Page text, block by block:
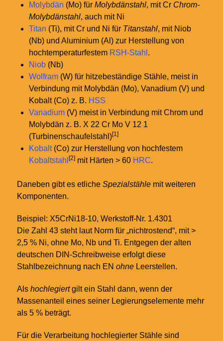
Molybdän (Mo) für Molybdänstahl, mit Cr Chrom-
Molybdänstahl, auch mit Ni
Titan (Ti), mit Cr und Ni für Titanstahl, mit Niob
(Nb) und Aluminium (Al) zur Herstellung von
hochtemperaturfestem RSH-Stahl .
Niob (Nb)
Wolfram (W) für hitzebeständige Stähle, meist in
Verbindung mit Molybdän (Mo), Vanadium (V) und
Kobalt (Co) z. B. HSS
Vanadium (V) meist in Verbindung mit Chrom und
Molybdän z. B. X 22 Cr Mo V 12 1
(Turbinenschaufelstahl)[1]
Kobalt(Co) zur Herstellung von hochfestem
Kobaltstahl [2] mit Härten > 60 HRC.
Daneben gibt es etliche Spezialstähle mit weiteren
Komponenten.
Beispiel: X5CrNi18-10, Werkstoff-Nr. 1.4301
Die Zahl 43 steht laut Norm für „nichtrostend“, mit >
2,5 % Ni, ohne Mo, Nb und Ti. Entgegen der alten
deutschen DIN-Schreibweise erfolgt diese
Stahlbezeichnung nach EN ohne Leerstellen.
Als hochlegiertgilt ein Stahl dann, wenn der
Massenanteil eines seiner Legierungselemente mehr
als 5 % beträgt.
Für die Verarbeitung hochlegierter Stähle sind